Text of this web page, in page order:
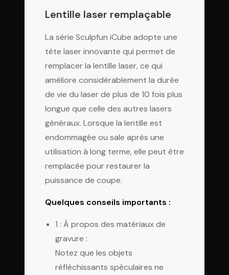
Lentille laser remplaçable
La série Sculpfun iCube adopte une
tête laser innovante qui permet de
remplacer la lentille laser, ce qui
améliore considérablement la durée
de vie du laser de plus de 10 fois plus
longue que celle des autres lasers
généraux. Lorsque la lentille est
endommagée ou sale après une
utilisation à long terme, elle peut être
remplacée pour restaurer la
puissance de coupe.
Quelques conseils importants :
1 : À propos des matériaux de
gravure :
Notez que les objets
réfléchissants spéculaires ne